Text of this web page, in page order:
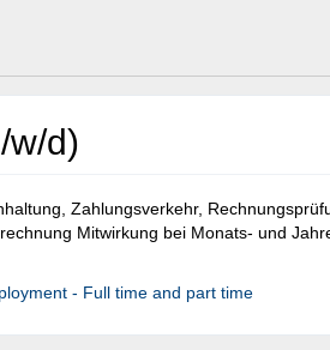
w/d)
Zahlungsverkehr,
Mitwirkung bei Monats- und
- Full time and part time